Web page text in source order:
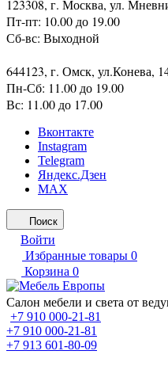
123308, г. Москва, ул.
Пт-пт: 10.00 до 19.00
Сб-вс: Выходной
644123, г. Омск, ул.Конева,
Пн-Сб: 11.00 до 19.00
Вс: 11.00 до 17.00
Вконтакте
Instagram
Telegram
Яндекс.Дзен
MAX
Поиск
Войти
Избранные товары 0
Корзина 0
Салон мебели и света от
+7 910 000-21-81
+7 910 000-21-81
+7 913 601-80-09